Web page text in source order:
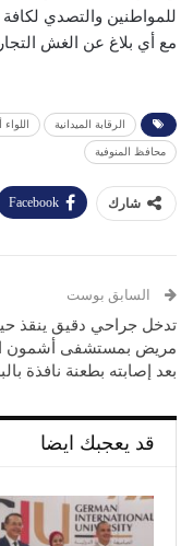
للمواطنين والتصدي لكافة
مع أي بلاغ عن الغش
الرقابة الميدانية
محافظ المنوفية
شارك Facebook
السابق بوست
تدخل جراحي دقيق ينقذ
مريض بمستشفى أشمون
بعد إصابته بطعنة نافذة
قد يعجبك ايضا